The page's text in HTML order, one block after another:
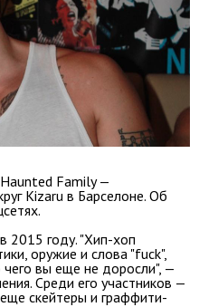
Family —
Kizaru в Барселоне. Об
2015 году. "Хип-хоп
оружие и слова "fuck",
вы еще не доросли", —
Среди его участников —
скейтеры и граффити-